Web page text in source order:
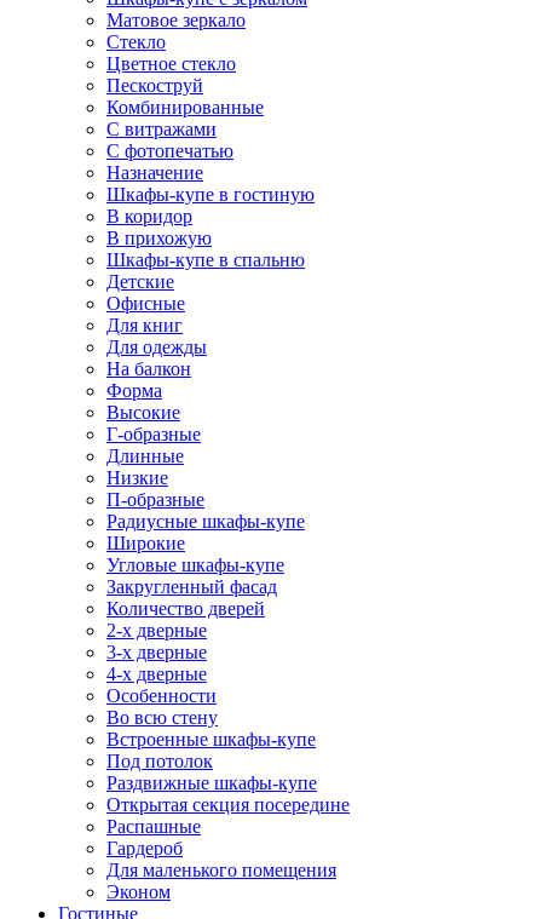
Матовое зеркало
Стекло
Цветное стекло
Пескоструй
Комбинированные
С витражами
С фотопечатью
Назначение
Шкафы-купе в гостиную
В коридор
В прихожую
Шкафы-купе в спальню
Детские
Офисные
Для книг
Для одежды
На балкон
Форма
Высокие
Г-образные
Длинные
Низкие
П-образные
Радиусные шкафы-купе
Широкие
Угловые шкафы-купе
Закругленный фасад
Количество дверей
2-х дверные
3-х дверные
4-х дверные
Особенности
Во всю стену
Встроенные шкафы-купе
Под потолок
Раздвижные шкафы-купе
Открытая секция посередине
Распашные
Гардероб
Для маленького помещения
Эконом
Гостиные